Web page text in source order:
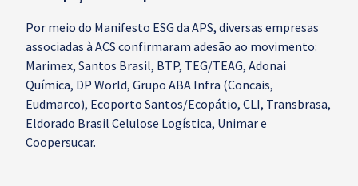
Por meio do Manifesto ESG da APS, diversas empresas
associadas à ACS confirmaram adesão ao movimento:
Marimex, Santos Brasil, BTP, TEG/TEAG, Adonai
Química, DP World, Grupo ABA Infra (Concais,
Eudmarco), Ecoporto Santos/Ecopátio, CLI, Transbrasa,
Eldorado Brasil Celulose Logística, Unimar e
Coopersucar.